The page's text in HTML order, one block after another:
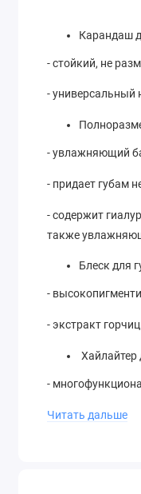
Карандаш
- стойкий, не
- универсальный
- увлажняющий
- придает губам
- содержит
также
Блеск для
-
- экстракт
Хайлайтер
-
- создает
Читать дальше